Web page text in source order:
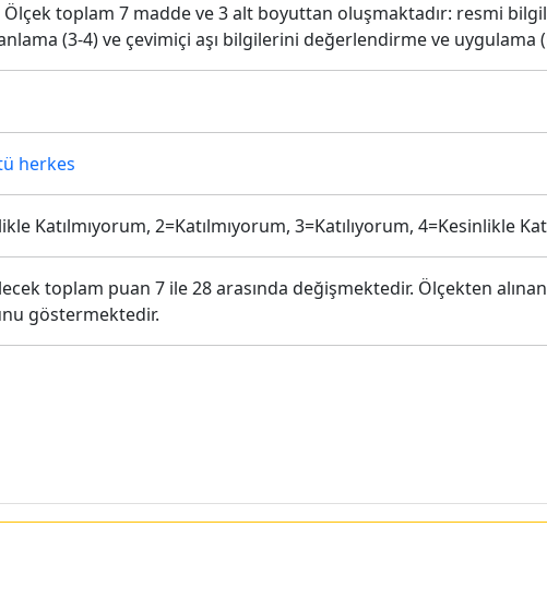
Ölçek toplam 7 madde ve 3 alt boyuttan oluşmaktadır: resmi
(3-4) ve çevimiçi aşı bilgilerini değerlendirme ve uygulama
herkes
Katılmıyorum, 2=Katılmıyorum, 3=Katılıyorum, 4=Kesinlikle
toplam puan 7 ile 28 arasında değişmektedir. Ölçekten
göstermektedir.